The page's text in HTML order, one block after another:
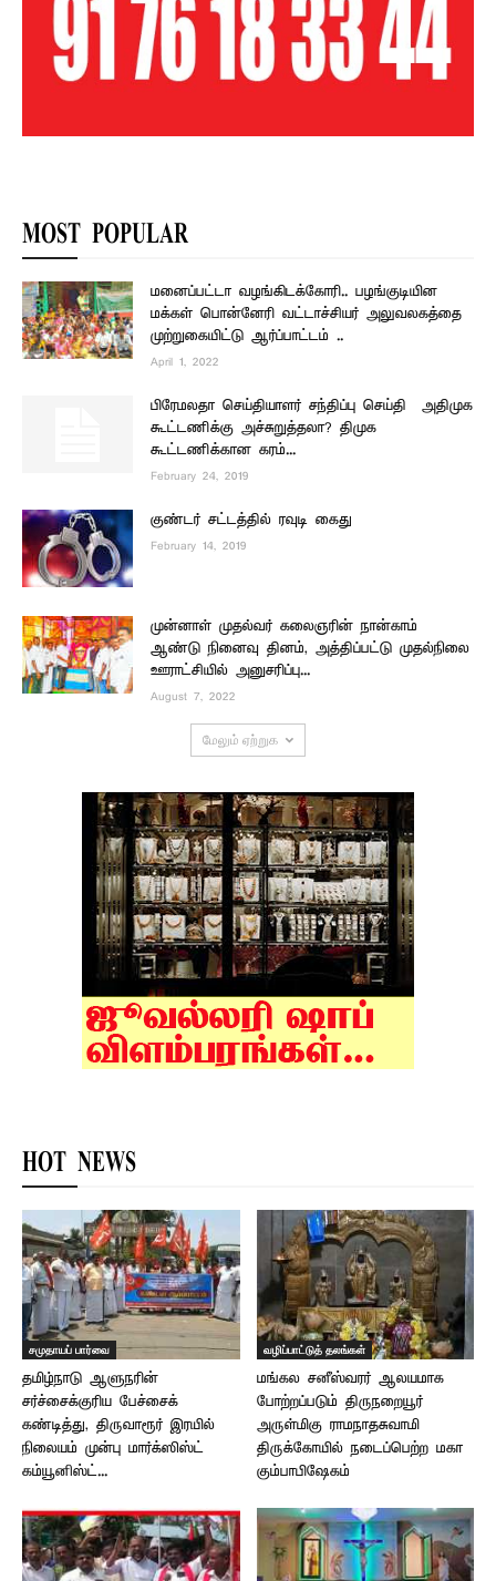
MOST POPULAR
மனைப்பட்டா வழங்கிடக்கோரி.. பழங்குடியின
மக்கள் பொன்னேரி வட்டாச்சியர் அலுவலகத்தை
முற்றுகையிட்டு ஆர்ப்பாட்டம் ..
April 1, 2022
பிரேமலதா செய்தியாளர் சந்திப்பு செய்தி – அதிமுக
கூட்டணிக்கு அச்சுறுத்தலா? திமுக
கூட்டணிக்கான கரம்...
February 24, 2019
குண்டர் சட்டத்தில் ரவுடி கைது
February 14, 2019
முன்னாள் முதல்வர் கலைஞரின் நான்காம்
ஆண்டு நினைவு தினம், அத்திப்பட்டு முதல்நிலை
ஊராட்சியில் அனுசரிப்பு...
August 7, 2022
மேலும் ஏற்றுக
HOT NEWS
சமுதாயப் பார்வை
தமிழ்நாடு ஆளுநரின்
சர்ச்சைக்குரிய பேச்சைக்
கண்டித்து, திருவாரூர் இரயில்
நிலையம் முன்பு மார்க்ஸிஸ்ட்
கம்யூனிஸ்ட்...
வழிப்பாட்டுத் தலங்கள்
மங்கல சனீஸ்வரர் ஆலயமாக
போற்றப்படும் திருநறையூர்
அருள்மிகு ராமநாதசுவாமி
திருக்கோயில் நடைப்பெற்ற மகா
கும்பாபிஷேகம்